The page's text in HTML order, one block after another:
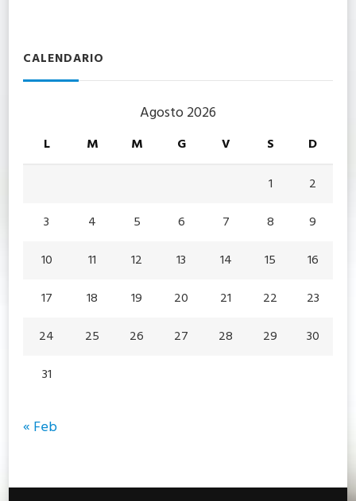
CALENDARIO
Agosto 2026
L M M G V S
D
1
2
3
4 5 6 7 8
9
10
11 12 13 14 15
16
17
18 19 20 21 22
23
24
25 26 27 28 29
30
31
« Feb